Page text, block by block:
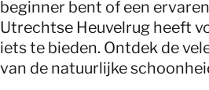
beginner bent of een
Utrechtse Heuvelrug heeft
iets te bieden. Ontdek de
van de natuurlijke